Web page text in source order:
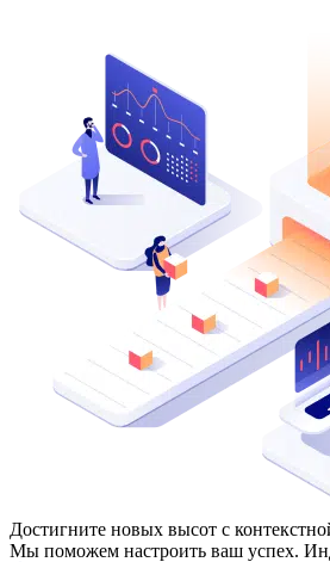
Достигните новых высот с
Мы поможем настроить ваш успех.